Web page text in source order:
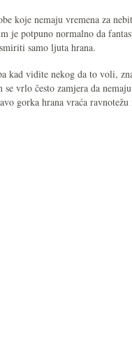
koje nemaju vremena za
je potpuno normalno da
samo ljuta hrana.
kad vidite nekog da to voli,
vrlo često zamjera da
gorka hrana vraća